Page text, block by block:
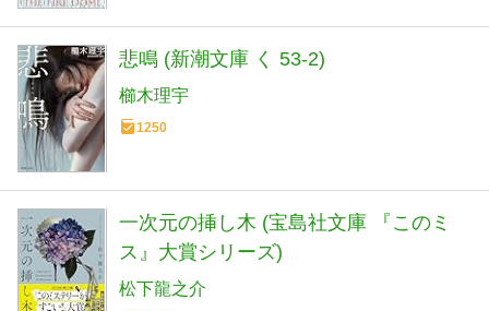
悲鳴 (新潮文庫 く 53-2)
櫛木理宇
1250
一次元の挿し木 (宝島社文庫 『このミ
ス』大賞シリーズ)
松下龍之介